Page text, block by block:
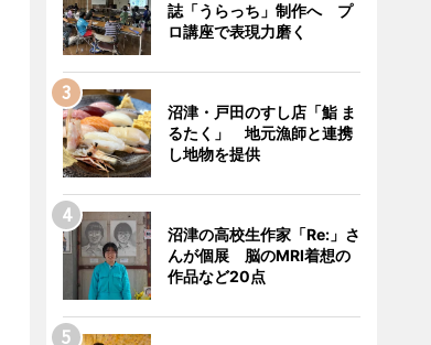
誌「うらっち」制作へ プ
ロ講座で表現力磨く
沼津・戸田のすし店「鮨 ま
るたく」 地元漁師と連携
し地物を提供
沼津の高校生作家「Re:」さ
んが個展 脳のMRI着想の
作品など20点